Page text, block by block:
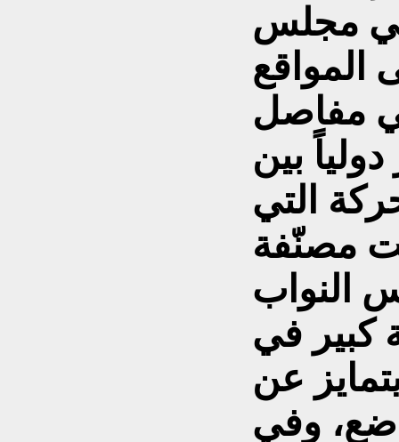
في مجلس
المواقع
مفاصل
بين
التي
مصنّفة
النواب
كبير في
عن
وفي